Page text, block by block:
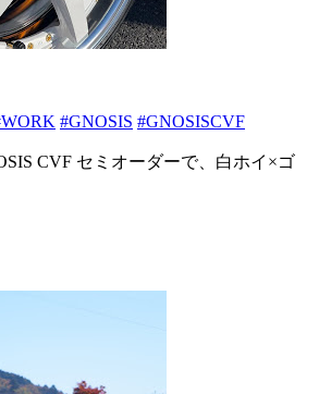
#GNOSIS #GNOSISCVF
CVF セミオーダーで、白ホイ×ゴ